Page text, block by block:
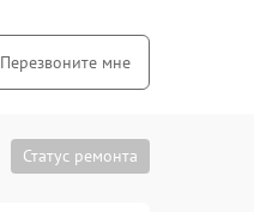
Перезвоните мне
Статус ремонта